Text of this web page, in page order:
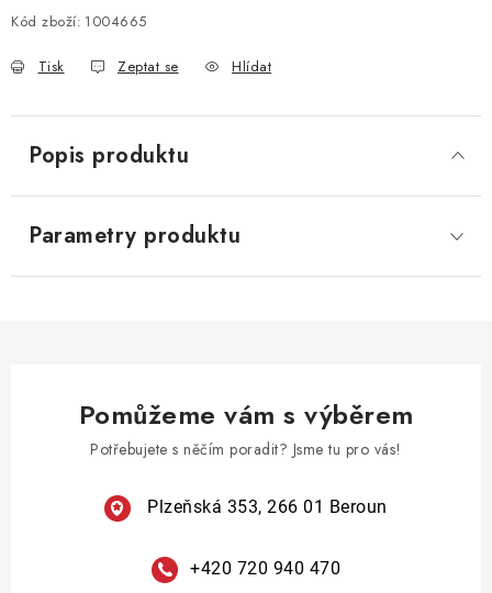
Kontakty
Obchodní podmínky
Kód zboží: 1004665
Tisk Zeptat se Hlídat
Popis produktu
Parametry produktu
Pomůžeme vám s výběrem
Potřebujete s něčím poradit? Jsme tu pro vás!
Plzeňská 353, 266 01 Beroun
+420 720 940 470